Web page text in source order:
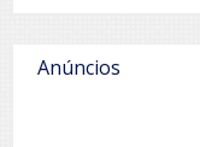
Anúncios